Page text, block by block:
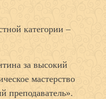
категории –
за высокий
мастерство
преподаватель».